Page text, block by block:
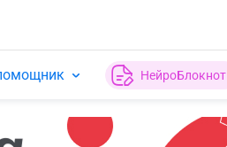
НейроБлокнот